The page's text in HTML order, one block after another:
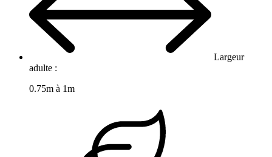
Largeur
adulte :
0.75m à 1m